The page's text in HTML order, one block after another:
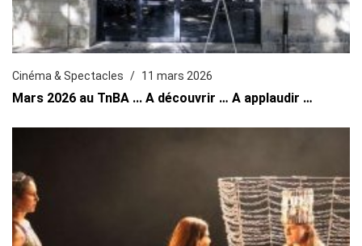
Cinéma & Spectacles 11 mars 2026
Mars 2026 au TnBA ... A découvrir … A applaudir …